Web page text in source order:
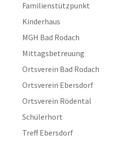
Familienstützpunkt
Kinderhaus
MGH Bad Rodach
Mittagsbetreuung
Ortsverein Bad Rodach
Ortsverein Ebersdorf
Ortsverein Rödental
Schülerhort
Treff Ebersdorf